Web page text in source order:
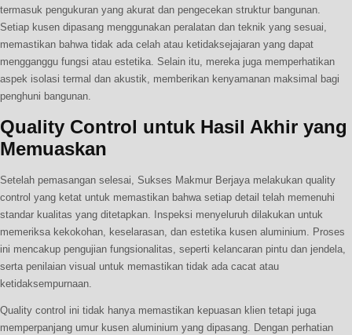
termasuk pengukuran yang akurat dan pengecekan struktur bangunan.
Setiap kusen dipasang menggunakan peralatan dan teknik yang sesuai,
memastikan bahwa tidak ada celah atau ketidaksejajaran yang dapat
mengganggu fungsi atau estetika. Selain itu, mereka juga memperhatikan
aspek isolasi termal dan akustik, memberikan kenyamanan maksimal bagi
penghuni bangunan.
Quality Control untuk Hasil Akhir yang
Memuaskan
Setelah pemasangan selesai, Sukses Makmur Berjaya melakukan quality
control yang ketat untuk memastikan bahwa setiap detail telah memenuhi
standar kualitas yang ditetapkan. Inspeksi menyeluruh dilakukan untuk
memeriksa kekokohan, keselarasan, dan estetika kusen aluminium. Proses
ini mencakup pengujian fungsionalitas, seperti kelancaran pintu dan jendela,
serta penilaian visual untuk memastikan tidak ada cacat atau
ketidaksempurnaan.
Quality control ini tidak hanya memastikan kepuasan klien tetapi juga
memperpanjang umur kusen aluminium yang dipasang. Dengan perhatian